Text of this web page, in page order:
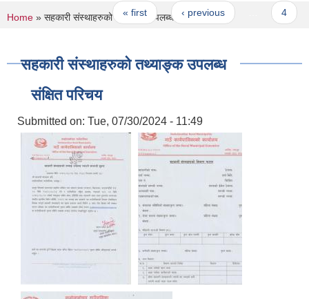
Pages
« first ‹ previous
You are here
Home » सहकारी संस्थाहरुको तथ्याङ्क उपलब्ध
सहकारी संस्थाहरुको तथ्याङ्क उपलब्ध
संक्षित परिचय
Submitted on: Tue, 07/30/2024 - 11:49